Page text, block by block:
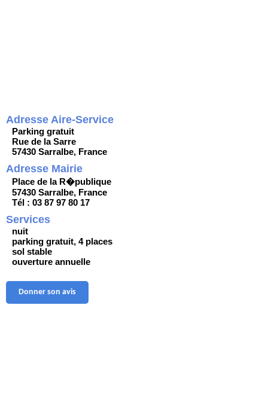
Adresse Aire-Service
Parking gratuit
Rue de la Sarre
57430 Sarralbe, France
Adresse Mairie
Place de la R�publique
57430 Sarralbe, France
Tél : 03 87 97 80 17
Services
nuit
parking gratuit, 4 places
sol stable
ouverture annuelle
Donner son avis